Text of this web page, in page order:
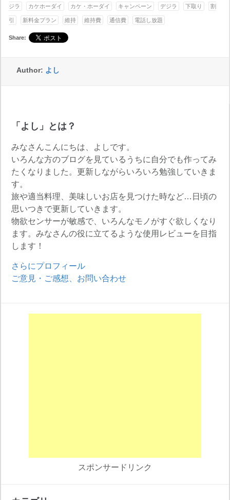
ジラ カケホーダイ カケ・ホーダイ キャンペーン デジラ 下取り 割
引 新料金プラン 維持 維持費 通信費 電話し放題
Share:
Author: よし
「よし」とは？
みなさんこんにちは、よしです。
いろんな方のブログを見ているうちに自分でも作ってみ
たくなりました。更新しながらいろいろ勉強していきま
す。
旅や適当料理、美味しいお店を見つけた時など…日頃の
思いつきで更新していきます。
物欲センサーが敏感で、いろんなモノがすぐ欲しくなり
ます。みなさんの役に立てるような使用レビューを目指
します！
さらにプロフィール
ご意見・ご感想、お問い合わせ
スポンサードリンク